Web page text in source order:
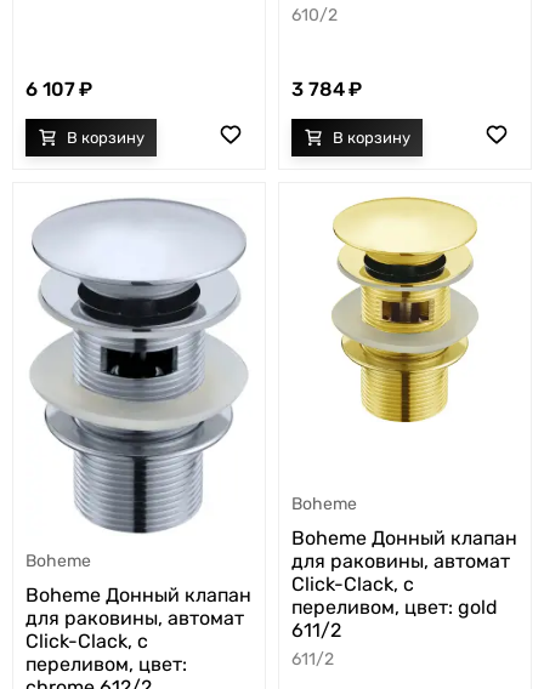
6 107
610/2
3 784
Boheme
Boheme Донный клапан
для раковины, автомат
Click-Clack, с
переливом, цвет:
Boheme
Boheme Донный клапан
для раковины, автомат
Click-Clack, с
переливом, цвет: gold
611/2
611/2